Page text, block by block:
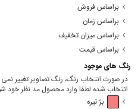
براساس فروش
براساس زمان
براساس میزان تخفیف
براساس قیمت
رنگ های موجود
در صورت انتخاب رنگ، رنگ تصاویر تغییر
انتخاب شده لطفا وارد محصول مد نظر خود
بژ تیره